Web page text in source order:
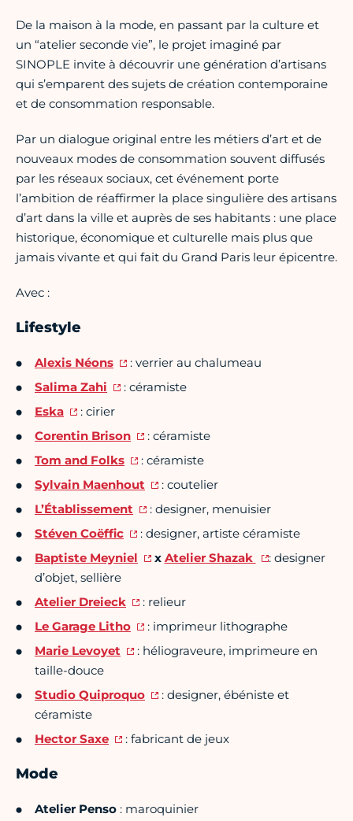
De la maison à la mode, en passant par la culture et
un “atelier seconde vie”, le projet imaginé par
SINOPLE invite à découvrir une génération d’artisans
qui s’emparent des sujets de création contemporaine
et de consommation responsable.
Par un dialogue original entre les métiers d’art et de
nouveaux modes de consommation souvent diffusés
par les réseaux sociaux, cet événement porte
l’ambition de réaffirmer la place singulière des artisans
d’art dans la ville et auprès de ses habitants : une place
historique, économique et culturelle mais plus que
jamais vivante et qui fait du Grand Paris leur épicentre.
Avec :
Lifestyle
Alexis Néons
: verrier au chalumeau
Salima Zahi
: céramiste
Eska
: cirier
Corentin Brison
: céramiste
Tom and Folks
: céramiste
Sylvain Maenhout
: coutelier
L’Établissement
: designer, menuisier
Stéven Coëffic
: designer, artiste céramiste
Baptiste Meyniel
x Atelier Shazak
: designer
d’objet, sellière
Atelier Dreieck
: relieur
Le Garage Litho
: imprimeur lithographe
Marie Levoyet
: héliograveure, imprimeure en
taille-douce
Studio Quiproquo
: designer, ébéniste et
céramiste
Hector Saxe
: fabricant de jeux
Mode
Atelier Penso : maroquinier